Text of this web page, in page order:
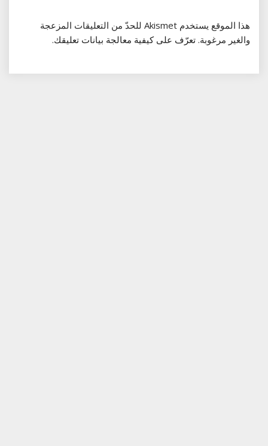
هذا الموقع يستخدم Akismet للحدّ من التعليقات المزعجة
والغير مرغوبة. تعرّف على كيفية معالجة بيانات تعليقك.